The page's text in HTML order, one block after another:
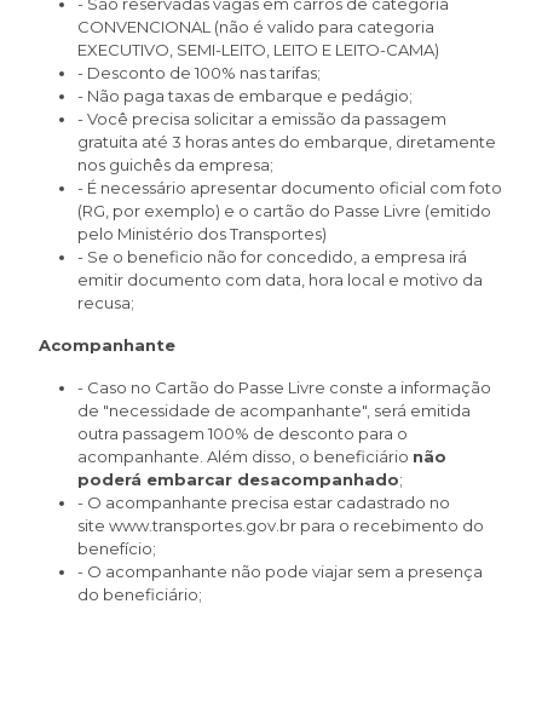
CONVENCIONAL (não é valido para categoria
EXECUTIVO, SEMI-LEITO, LEITO E LEITO-CAMA)
- Desconto de 100% nas tarifas;
- Não paga taxas de embarque e pedágio;
- Você precisa solicitar a emissão da passagem
gratuita até 3 horas antes do embarque, diretamente
nos guichês da empresa;
- É necessário apresentar documento oficial com foto
(RG, por exemplo) e o cartão do Passe Livre (emitido
pelo Ministério dos Transportes)
- Se o beneficio não for concedido, a empresa irá
emitir documento com data, hora local e motivo da
recusa;
Acompanhante
- Caso no Cartão do Passe Livre conste a informação
de "necessidade de acompanhante", será emitida
outra passagem 100% de desconto para o
acompanhante. Além disso, o beneficiário não
poderá embarcar desacompanhado;
- O acompanhante precisa estar cadastrado no
site www.transportes.gov.br para o recebimento do
benefício;
- O acompanhante não pode viajar sem a presença
do beneficiário;